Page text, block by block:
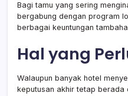
Bagi tamu yang sering
bergabung dengan program
berbagai keuntungan
Hal yang
Walaupun banyak hotel
keputusan akhir tetap berada